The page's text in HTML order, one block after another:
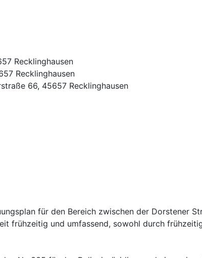
Recklinghausen
Recklinghausen
66, 45657 Recklinghausen
für den Bereich zwischen der Dorstener
frühzeitig und umfassend, sowohl durch